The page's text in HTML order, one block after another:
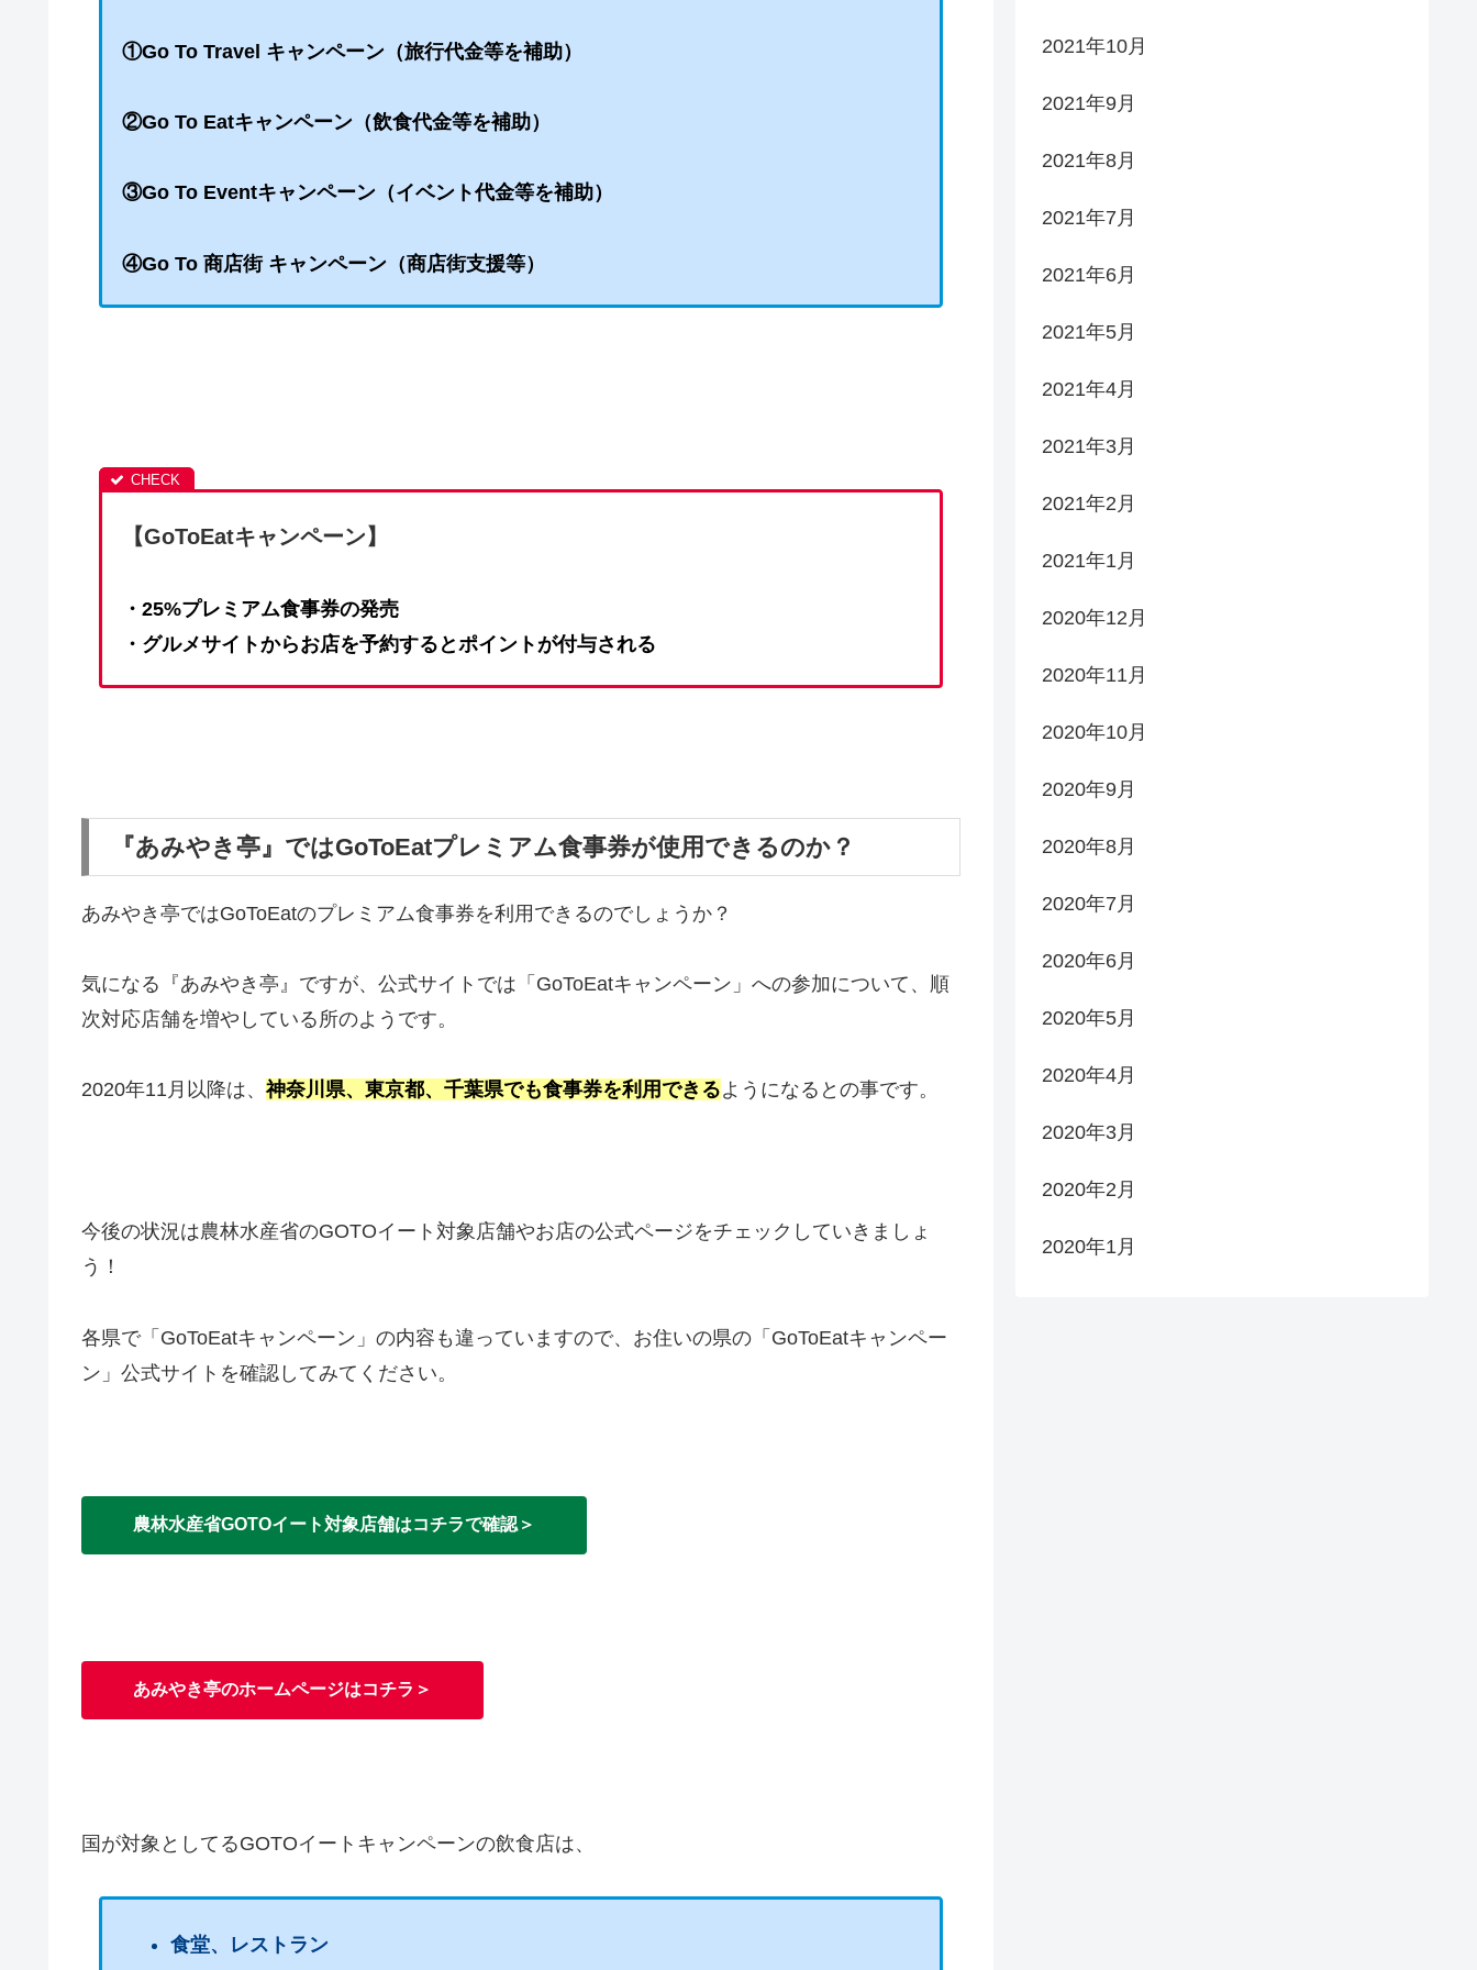
①Go To Travel キャンペーン（旅行代金等を補助）
②Go To Eatキャンペーン（飲食代金等を補助）
③Go To Eventキャンペーン（イベント代金等を補助）
④Go To 商店街 キャンペーン（商店街支援等）
【GoToEatキャンペーン】
・25%プレミアム食事券の発売
・グルメサイトからお店を予約するとポイントが付与される
『あみやき亭』ではGoToEatプレミアム食事券が使用できるのか？
あみやき亭ではGoToEatのプレミアム食事券を利用できるのでしょうか？
気になる『あみやき亭』ですが、公式サイトでは「GoToEatキャンペーン」への参加について、順
次対応店舗を増やしている所のようです。
2020年11月以降は、 神奈川県、東京都、千葉県でも食事券を利用できるようになるとの事です。
今後の状況は農林水産省のGOTOイート対象店舗やお店の公式ページをチェックしていきましょ
う！
各県で「GoToEatキャンペーン」の内容も違っていますので、お住いの県の「GoToEatキャンペー
ン」公式サイトを確認してみてください。
農林水産省GOTOイート対象店舗はコチラで確認＞
あみやき亭のホームページはコチラ＞
国が対象としてるGOTOイートキャンペーンの飲食店は、
食堂、レストラン
2021年10月
2021年9月
2021年8月
2021年7月
2021年6月
2021年5月
2021年4月
2021年3月
2021年2月
2021年1月
2020年12月
2020年11月
2020年10月
2020年9月
2020年8月
2020年7月
2020年6月
2020年5月
2020年4月
2020年3月
2020年2月
2020年1月